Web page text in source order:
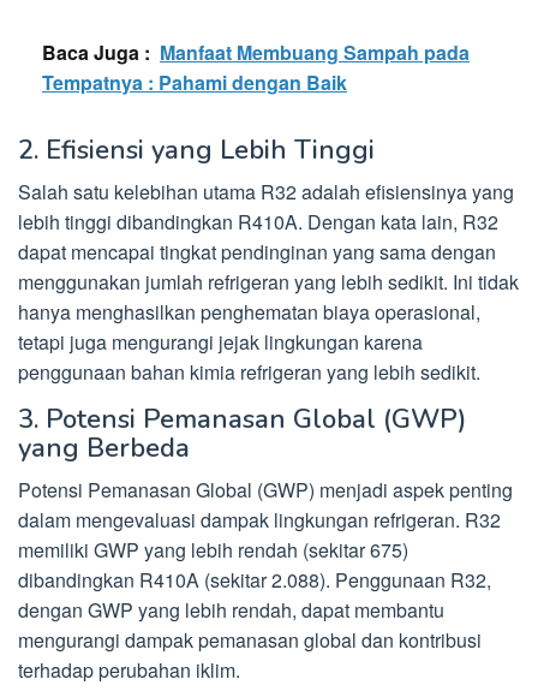
Baca Juga : Manfaat Membuang Sampah pada
Tempatnya : Pahami dengan Baik
2. Efisiensi yang Lebih Tinggi
Salah satu kelebihan utama R32 adalah efisiensinya yang
lebih tinggi dibandingkan R410A. Dengan kata lain, R32
dapat mencapai tingkat pendinginan yang sama dengan
menggunakan jumlah refrigeran yang lebih sedikit. Ini tidak
hanya menghasilkan penghematan biaya operasional,
tetapi juga mengurangi jejak lingkungan karena
penggunaan bahan kimia refrigeran yang lebih sedikit.
3. Potensi Pemanasan Global (GWP)
yang Berbeda
Potensi Pemanasan Global (GWP) menjadi aspek penting
dalam mengevaluasi dampak lingkungan refrigeran. R32
memiliki GWP yang lebih rendah (sekitar 675)
dibandingkan R410A (sekitar 2.088). Penggunaan R32,
dengan GWP yang lebih rendah, dapat membantu
mengurangi dampak pemanasan global dan kontribusi
terhadap perubahan iklim.